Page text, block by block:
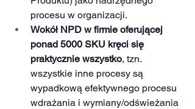
procesu w organizacji.
Wokół NPD w firmie oferującej
ponad 5000 SKU kręci się
praktycznie wszystko, tzn.
wszystkie inne procesy są
wypadkową efektywnego procesu
wdrażania i wymiany/odświeżania